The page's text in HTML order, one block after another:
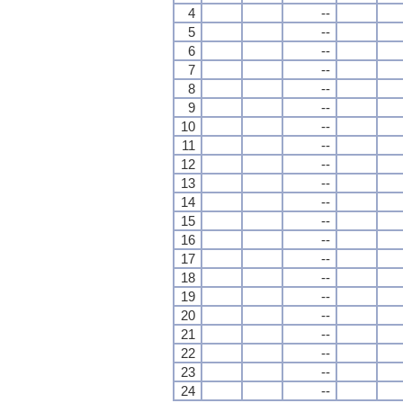
4
--
5
--
6
--
7
--
8
--
9
--
10
--
11
--
12
--
13
--
14
--
15
--
16
--
17
--
18
--
19
--
20
--
21
--
22
--
23
--
24
--